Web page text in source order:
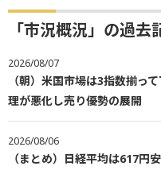
「市況概況」の過去
2026/08/07
（朝）米国市場は3指数揃
理が悪化し売り優勢の展開
2026/08/06
（まとめ）日経平均は617